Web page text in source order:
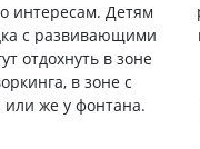
интересам. Детям
с развивающими
отдохнуть в зоне
в зоне с
же у фонтана.